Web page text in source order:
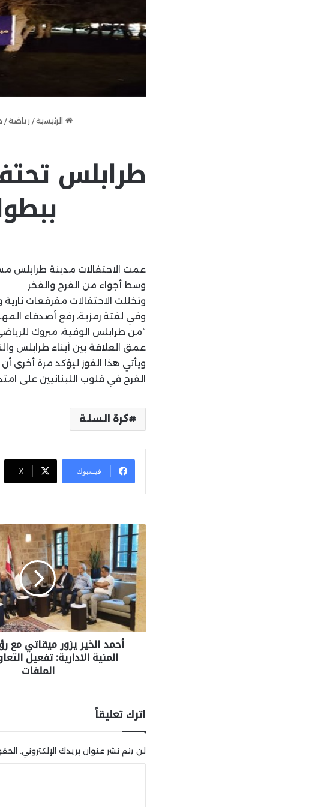
الرئيسية/ رياضة/
طرابلس
عمت الاحتفالات مدينة طرابلس
وسط أجواء من الفرح والفخر
وتخللت الاحتفالات مفرقعات
وفي لفتة رمزية، رفع أصدقاء
“من طرابلس الوفية، مبروك
عمق العلاقة بين أبناء طرابلس
ويأتي هذا الفوز ليؤكد مرة أخرى
الفرح في قلوب اللبنانيين على
كرة السلة
فيسبوك X
أحمد الخير يزور ميقاتي مع
المنية الادارية: تفعيل
الملفات
اترك تعليقاً
لن يتم نشر عنوان بريدك الإلكتروني.